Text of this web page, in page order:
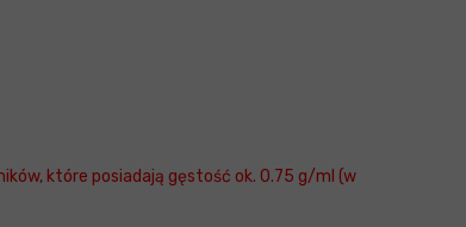
które posiadają gęstość ok. 0.75 g/ml (w